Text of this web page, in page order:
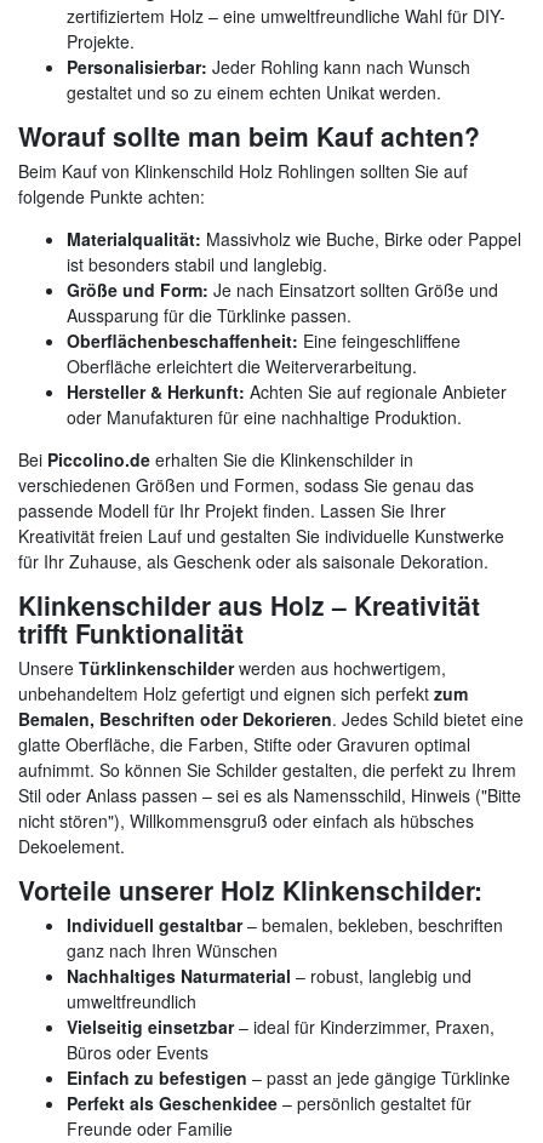
zertifiziertem Holz – eine umweltfreundliche Wahl für DIY-
Projekte.
Personalisierbar: Jeder Rohling kann nach Wunsch
gestaltet und so zu einem echten Unikat werden.
Worauf sollte man beim Kauf achten?
Beim Kauf von Klinkenschild Holz Rohlingen sollten Sie auf
folgende Punkte achten:
Materialqualität: Massivholz wie Buche, Birke oder Pappel
ist besonders stabil und langlebig.
Größe und Form: Je nach Einsatzort sollten Größe und
Aussparung für die Türklinke passen.
Oberflächenbeschaffenheit: Eine feingeschliffene
Oberfläche erleichtert die Weiterverarbeitung.
Hersteller & Herkunft: Achten Sie auf regionale Anbieter
oder Manufakturen für eine nachhaltige Produktion.
Bei Piccolino.de erhalten Sie die Klinkenschilder in
verschiedenen Größen und Formen, sodass Sie genau das
passende Modell für Ihr Projekt finden. Lassen Sie Ihrer
Kreativität freien Lauf und gestalten Sie individuelle Kunstwerke
für Ihr Zuhause, als Geschenk oder als saisonale Dekoration.
Klinkenschilder aus Holz – Kreativität
trifft Funktionalität
Unsere Türklinkenschilderwerden aus hochwertigem,
unbehandeltem Holz gefertigt und eignen sich perfekt zum
Bemalen, Beschriften oder Dekorieren. Jedes Schild bietet eine
glatte Oberfläche, die Farben, Stifte oder Gravuren optimal
aufnimmt. So können Sie Schilder gestalten, die perfekt zu Ihrem
Stil oder Anlass passen – sei es als Namensschild, Hinweis ("Bitte
nicht stören"), Willkommensgruß oder einfach als hübsches
Dekoelement.
Vorteile unserer Holz Klinkenschilder:
Individuell gestaltbar– bemalen, bekleben, beschriften
ganz nach Ihren Wünschen
Nachhaltiges Naturmaterial – robust, langlebig und
umweltfreundlich
Vielseitig einsetzbar– ideal für Kinderzimmer, Praxen,
Büros oder Events
Einfach zu befestigen – passt an jede gängige Türklinke
Perfekt als Geschenkidee – persönlich gestaltet für
Freunde oder Familie